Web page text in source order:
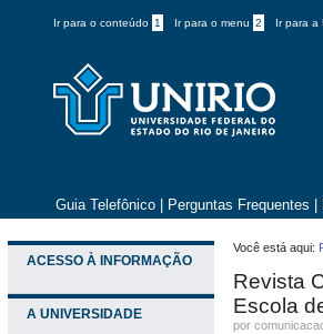
Ir para o conteúdo 1 Ir para o menu 2 Ir para a
Guia Telefônico Perguntas Frequentes
ACESSO À INFORMAÇÃO
A UNIVERSIDADE
Você está aqui:
Revista
Escola
por